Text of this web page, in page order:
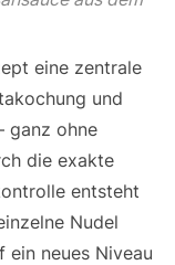
eine zentrale
und
ganz ohne
die exakte
entsteht
Nudel
ein neues Niveau